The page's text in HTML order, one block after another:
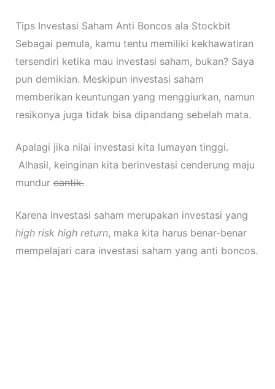
Tips Investasi Saham Anti Boncos ala Stockbit
Sebagai pemula, kamu tentu memiliki kekhawatiran
tersendiri ketika mau investasi saham, bukan? Saya
pun demikian. Meskipun investasi saham
memberikan keuntungan yang menggiurkan, namun
resikonya juga tidak bisa dipandang sebelah mata.
Apalagi jika nilai investasi kita lumayan tinggi.
Alhasil, keinginan kita berinvestasi cenderung maju
mundurcantik.
Karena investasi saham merupakan investasi yang
high risk high return, maka kita harus benar-benar
mempelajari cara investasi saham yang anti boncos.